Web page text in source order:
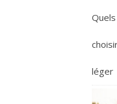
léger